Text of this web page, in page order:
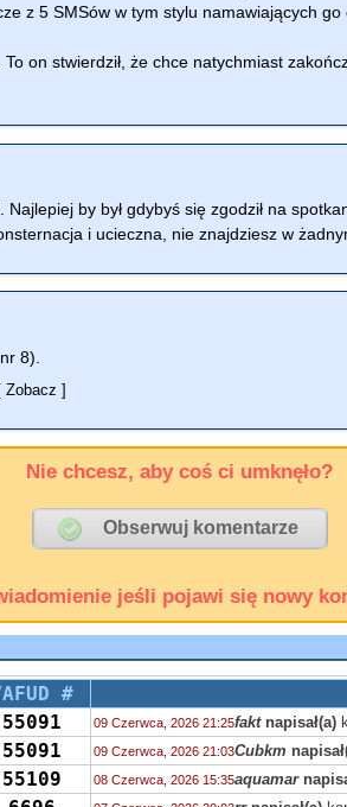
z 5 SMSów w tym stylu namawiających
on stwierdził, że chce natychmiast
by był gdybyś się zgodził na
i ucieczna, nie znajdziesz w
8).
[ Zobacz ]
Nie chcesz, aby coś ci umknęło?
jeśli pojawi się nowy
#
55091
09 Czerwca, 2026 21:25faktnapisał(a)
55091 09 Czerwca, 2026 21:03Cubkm
55109 08 Czerwca, 2026 15:35aquamar